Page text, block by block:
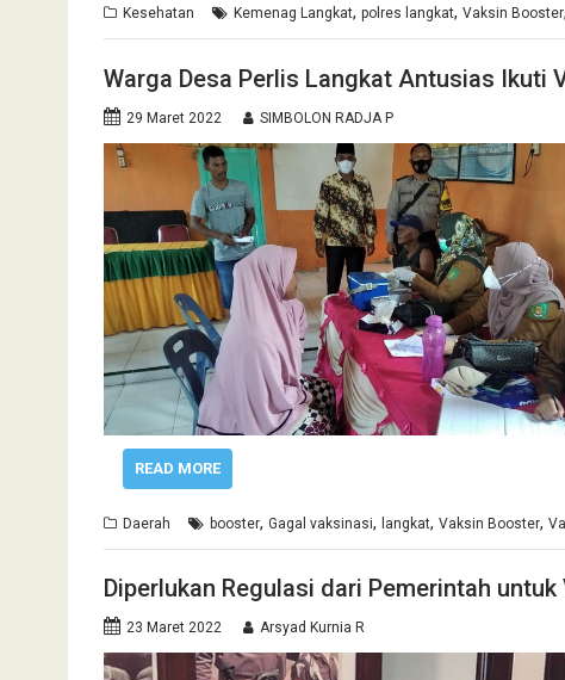
Kesehatan Kemenag Langkat, polres langkat, Vaksin Booster,
Warga Desa Perlis Langkat Antusias Ikuti
29 Maret 2022 SIMBOLON RADJA P
READ MORE
Daerah booster, Gagal vaksinasi, langkat, Vaksin Booster,
Diperlukan Regulasi dari Pemerintah
23 Maret 2022 Arsyad Kurnia R